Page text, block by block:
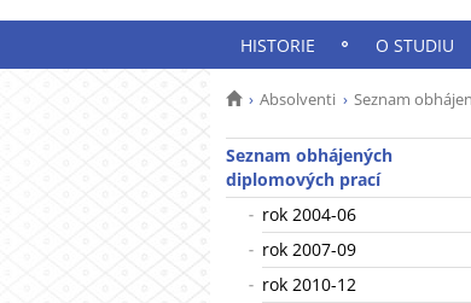
HISTORIE O STUDIU
Absolventi Seznam
Seznam obhájených
diplomových prací
rok 2004-06
rok 2007-09
rok 2010-12